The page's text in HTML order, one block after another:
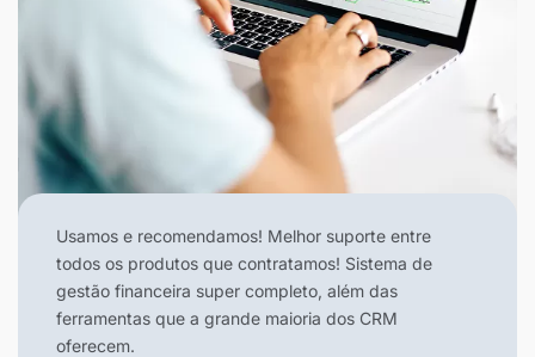
Usamos e recomendamos! Melhor suporte entre
todos os produtos que contratamos! Sistema de
gestão financeira super completo, além das
ferramentas que a grande maioria dos CRM
oferecem.